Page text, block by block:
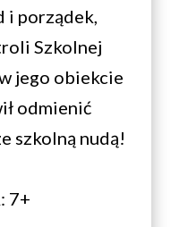
i porządek,
Szkolnej
jego obiekcie
odmienić
szkolną nudą!
7+